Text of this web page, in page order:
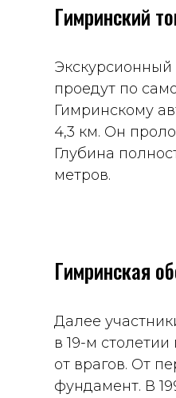
Гимринский
проедут по
Гимринскому
4,3 км. Он
Глубина
метров.
Гимринская
Далее
в 19-м
от врагов. От
фундамент. В